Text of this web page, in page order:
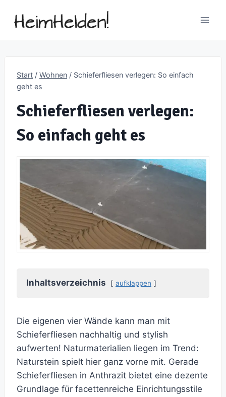
Inhalt
Start / Wohnen / Schieferfliesen verlegen: So einfach
geht es
Schieferfliesen verlegen:
So einfach geht es
Inhaltsverzeichnis aufklappen
Die eigenen vier Wände kann man mit
Schieferfliesen nachhaltig und stylish
aufwerten! Naturmaterialien liegen im Trend:
Naturstein spielt hier ganz vorne mit. Gerade
Schieferfliesen in Anthrazit bietet eine dezente
Grundlage für facettenreiche Einrichtungsstile